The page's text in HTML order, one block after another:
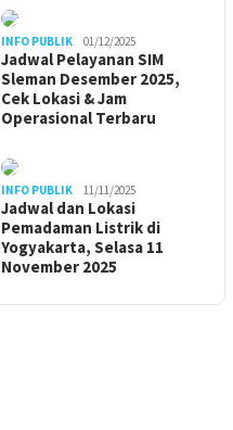
INFO PUBLIK 01/12/2025
Jadwal Pelayanan SIM
Sleman Desember 2025,
Cek Lokasi & Jam
Operasional Terbaru
INFO PUBLIK 11/11/2025
Jadwal dan Lokasi
Pemadaman Listrik di
Yogyakarta, Selasa 11
November 2025